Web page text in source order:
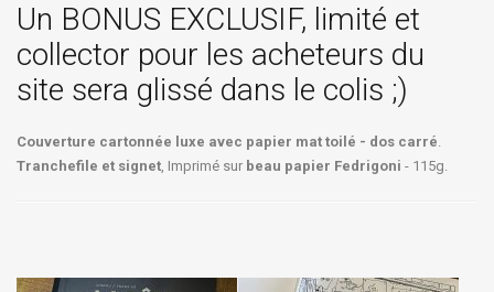
Un BONUS EXCLUSIF, limité et
collector pour les acheteurs du
site sera glissé dans le colis ;)
Couverture cartonnée luxe avec papier mat toilé - dos carré.
Tranchefile et signet, Imprimé sur beau papier Fedrigoni - 115g.